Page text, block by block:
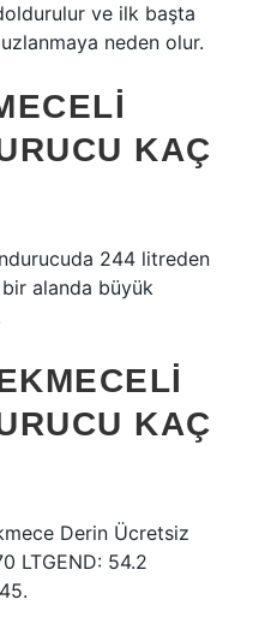
ve ilk başta
neden olur.
KAÇ
244 litreden
bir alanda büyük
KAÇ
Derin Ücretsiz
LTGEND: 54.2